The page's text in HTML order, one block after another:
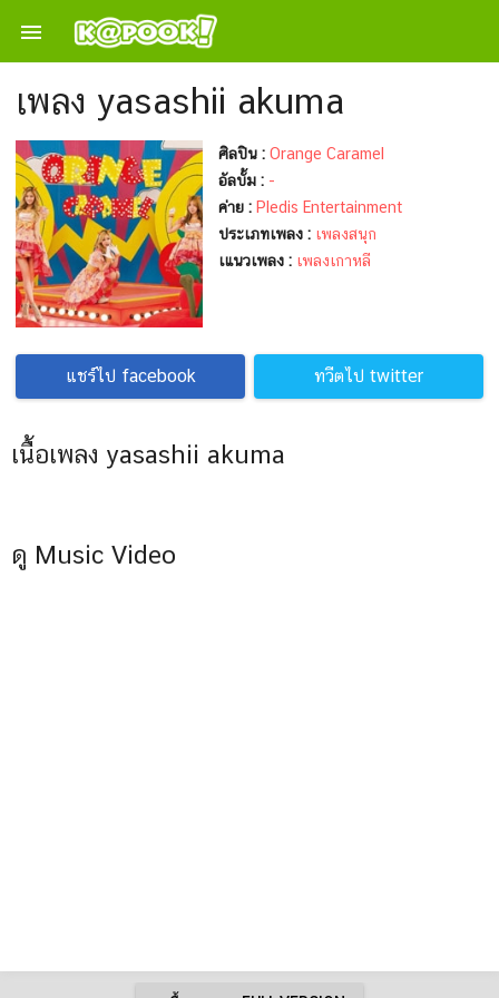

เพลง yasashii akuma
ศิลปิน : Orange Caramel
อัลบั้ม : -
ค่าย : Pledis Entertainment
ประเภทเพลง : เพลงสนุก
เแนวเพลง : เพลงเกาหลี
แชร์ไป facebook ทวีตไป twitter
เนื้อเพลง yasashii akuma
ดู Music Video